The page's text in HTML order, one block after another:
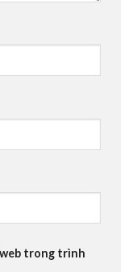
trong trình